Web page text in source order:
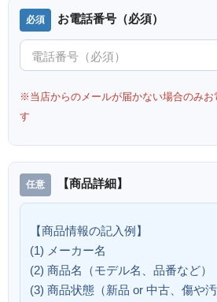
お電話番号（必須）
※当店からのメールが届かない場合のみお
す
【商品詳細】
【商品情報の記入例】
(1) メーカー名
(2) 商品名（モデル名、品番など）
(3) 商品状態（新品 or 中古、傷や汚